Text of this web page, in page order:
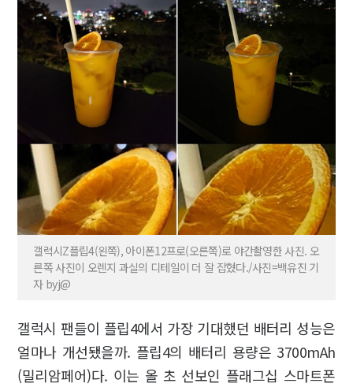
갤럭시Z플립4(왼쪽), 아이폰12프로(오른쪽)로 야간촬영한 사진. 오
른쪽 사진이 오렌지 과실의 디테일이 더 잘 잡혔다./사진=백유진 기
자 byj@
갤럭시 팬들이 플립4에서 가장 기대했던 배터리 성능은
얼마나 개선됐을까. 플립4의 배터리 용량은 3700mAh
(밀리암페어)다. 이는 올 초 선보인 플래그십 스마트폰